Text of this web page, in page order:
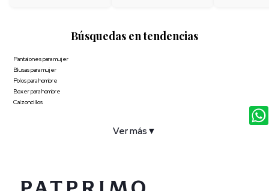
Búsquedas en tendencias
Pantalones para mujer
Blusas para mujer
Polos para hombre
Boxer para hombre
Calzoncillos
Ver más ▼